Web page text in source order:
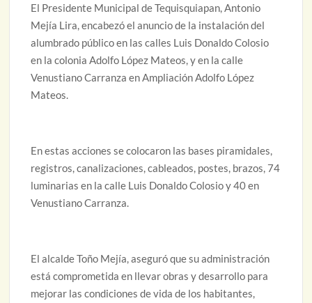
El Presidente Municipal de Tequisquiapan, Antonio
Mejía Lira, encabezó el anuncio de la instalación del
alumbrado público en las calles Luis Donaldo Colosio
en la colonia Adolfo López Mateos, y en la calle
Venustiano Carranza en Ampliación Adolfo López
Mateos.
En estas acciones se colocaron las bases piramidales,
registros, canalizaciones, cableados, postes, brazos, 74
luminarias en la calle Luis Donaldo Colosio y 40 en
Venustiano Carranza.
El alcalde Toño Mejía, aseguró que su administración
está comprometida en llevar obras y desarrollo para
mejorar las condiciones de vida de los habitantes,